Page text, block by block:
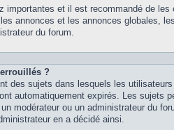
importantes et il est recommandé de
annonces et les annonces globales,
du forum.
?
des sujets dans lesquels les
automatiquement expirés. Les sujets
modérateur ou un administrateur du
en a décidé ainsi.